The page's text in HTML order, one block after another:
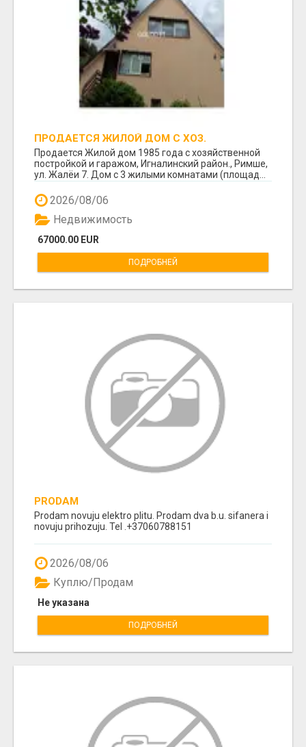
ПРОДАЕТСЯ ЖИЛОЙ ДОМ С ХОЗ.
ПОСТРОЙКОЙ И ГАРАЖОМ В РИМШЕ.
Продается Жилой дом 1985 года с хозяйственной
постройкой и гаражом, Игналинский район., Римше,
ул. Жалёи 7. Дом с 3 жилыми комнатами (площад...
2026/08/06
67000.00 EUR
Недвижимость
ПОДРОБНЕЙ
PRODAM
Prodam novuju elektro plitu. Prodam dva b.u. sifanera i
novuju prihozuju. Tel .+37060788151
2026/08/06
Не указана
Куплю/Продам
ПОДРОБНЕЙ